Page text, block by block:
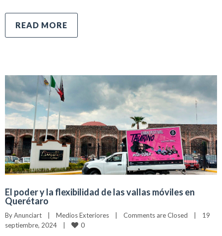
READ MORE
El poder y la flexibilidad de las vallas móviles en
Querétaro
By Anunciart Medios Exteriores Comments are Closed
19
septiembre, 2024
0